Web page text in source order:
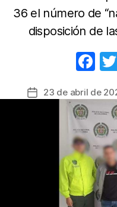
36 el número de
disposición de
F
c
e
b
o
o
k
Fecha23 de abril de